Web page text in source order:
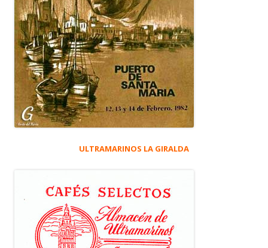
ULTRAMARINOS LA GIRALDA